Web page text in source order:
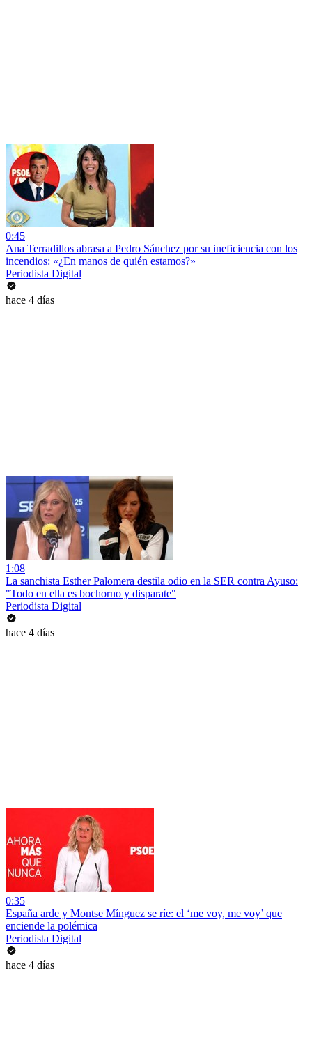
0:45
Ana Terradillos abrasa a Pedro Sánchez por su ineficiencia con los
incendios: «¿En manos de quién estamos?»
Periodista Digital
hace 4 días
1:08
La sanchista Esther Palomera destila odio en la SER contra Ayuso:
"Todo en ella es bochorno y disparate"
Periodista Digital
hace 4 días
0:35
España arde y Montse Mínguez se ríe: el ‘me voy, me voy’ que
enciende la polémica
Periodista Digital
hace 4 días